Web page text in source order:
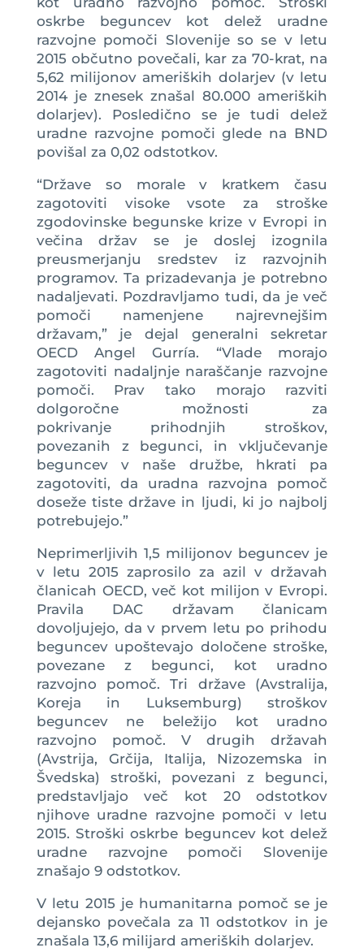
oskrbe beguncev kot delež uradne
razvojne pomoči Slovenije so se v letu
2015 občutno povečali, kar za 70-krat, na
5,62 milijonov ameriških dolarjev (v letu
2014 je znesek znašal 80.000 ameriških
dolarjev). Posledično se je tudi delež
uradne razvojne pomoči glede na BND
povišal za 0,02 odstotkov.
“Države so morale v kratkem času
zagotoviti visoke vsote za stroške
zgodovinske begunske krize v Evropi in
večina držav se je doslej izognila
preusmerjanju sredstev iz razvojnih
programov. Ta prizadevanja je potrebno
nadaljevati. Pozdravljamo tudi, da je več
pomoči namenjene najrevnejšim
državam,” je dejal generalni sekretar
OECD Angel Gurría. “Vlade morajo
zagotoviti nadaljnje naraščanje razvojne
pomoči. Prav tako morajo razviti
dolgoročne možnosti za
pokrivanje prihodnjih stroškov,
povezanih z begunci, in vključevanje
beguncev v naše družbe, hkrati pa
zagotoviti, da uradna razvojna pomoč
doseže tiste države in ljudi, ki jo najbolj
potrebujejo.”
Neprimerljivih 1,5 milijonov beguncev je
v letu 2015 zaprosilo za azil v državah
članicah OECD, več kot milijon v Evropi.
Pravila DAC državam članicam
dovoljujejo, da v prvem letu po prihodu
beguncev upoštevajo določene stroške,
povezane z begunci, kot uradno
razvojno pomoč. Tri države (Avstralija,
Koreja in Luksemburg) stroškov
beguncev ne beležijo kot uradno
razvojno pomoč. V drugih državah
(Avstrija, Grčija, Italija, Nizozemska in
Švedska) stroški, povezani z begunci,
predstavljajo več kot 20 odstotkov
njihove uradne razvojne pomoči v letu
2015. Stroški oskrbe beguncev kot delež
uradne razvojne pomoči Slovenije
znašajo 9 odstotkov.
V letu 2015 je humanitarna pomoč se je
dejansko povečala za 11 odstotkov in je
znašala 13,6 milijard ameriških dolarjev.